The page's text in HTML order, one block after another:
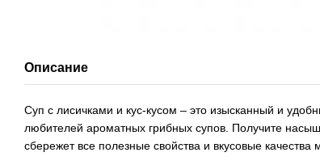
Описание
Суп с лисичками и кус-кусом – это изысканный и
любителей ароматных грибных супов. Получите
сбережет все полезные свойства и вкусовые